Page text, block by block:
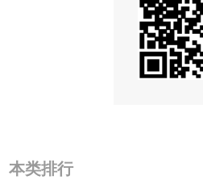
本类排行